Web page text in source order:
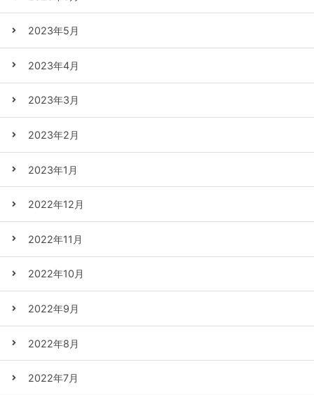
2023年5月
2023年4月
2023年3月
2023年2月
2023年1月
2022年12月
2022年11月
2022年10月
2022年9月
2022年8月
2022年7月